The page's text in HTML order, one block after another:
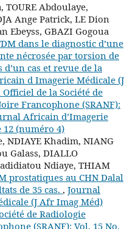
TOURE Abdoulaye,
Ange Patrick, LE Dion
Ebeyss, GBAZI Gogoua
dans le diagnostic d’une
nécrosée par torsion de
cas et revue de la
d Imagerie Médicale (J
de la Société de
Francophone (SRANF):
Africain d’Imagerie
12 (numéro 4)
NDIAYE Khadim, NIANG
Galass, DIALLO
Ndiaye, THIAM
prostatiques au CHN Dalal
de 35 cas. , Journal
(J Afr Imag Méd)
de Radiologie
(SRANF): Vol. 15 No.